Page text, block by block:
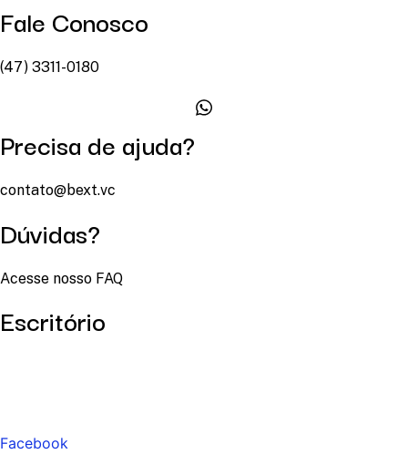
Fale Conosco
(47) 3311-0180
Precisa de ajuda?
contato@bext.vc
Dúvidas?
Acesse nosso FAQ
Escritório
Facebook